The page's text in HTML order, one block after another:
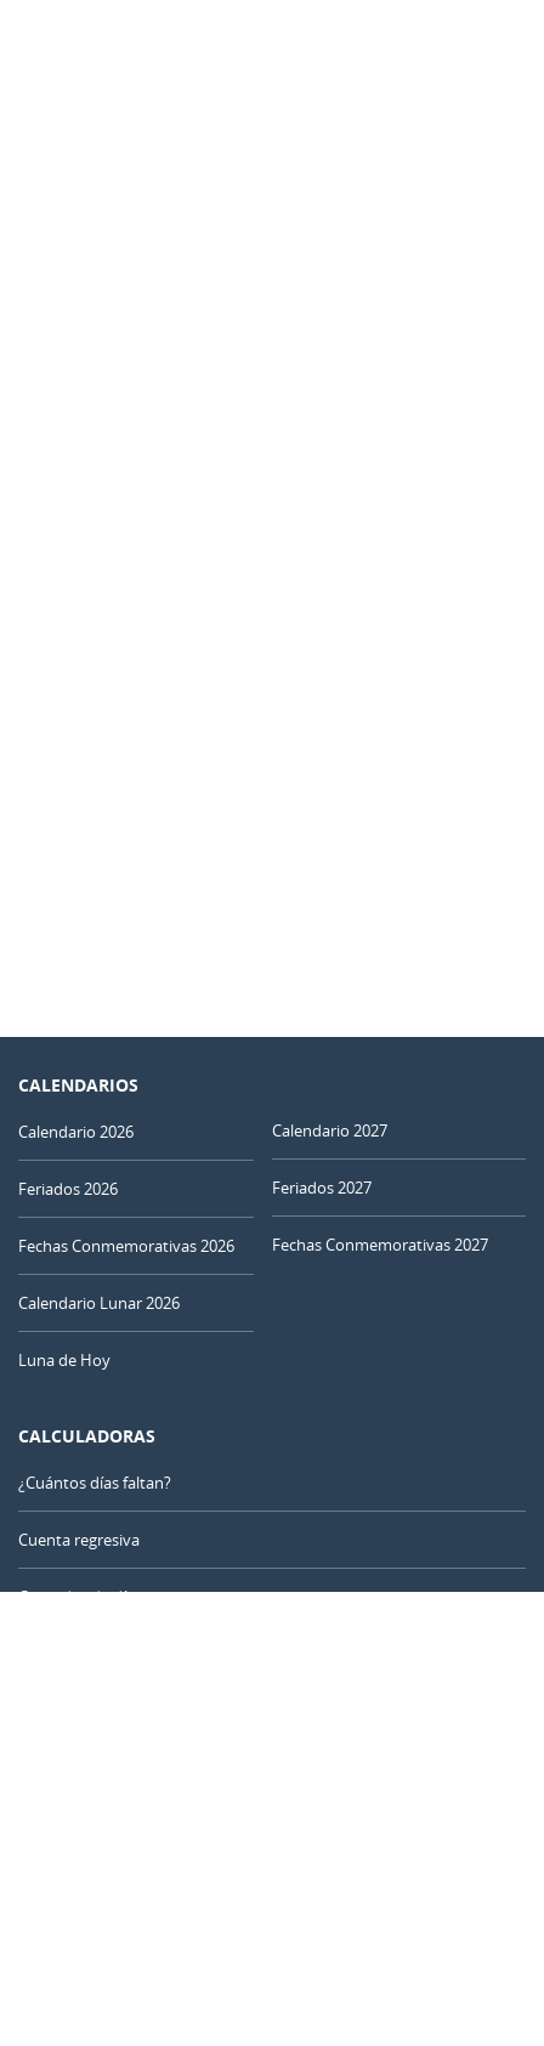
CALENDARIOS
Calendario 2026
Feriados 2026
Fechas Conmemorativas 2026
Calendario Lunar 2026
Luna de Hoy
Calendario 2027
Feriados 2027
Fechas Conmemorativas 2027
CALCULADORAS
¿Cuántos días faltan?
Cuenta regresiva
Contador de días